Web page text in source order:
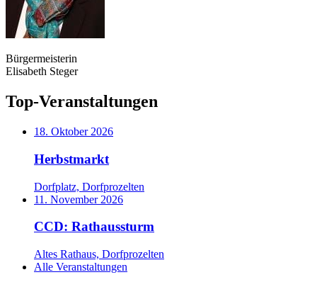
Bürgermeisterin
Elisabeth Steger
Top-Veranstaltungen
18. Oktober 2026
Herbstmarkt
Dorfplatz, Dorfprozelten
11. November 2026
CCD: Rathaussturm
Altes Rathaus, Dorfprozelten
Alle Veranstaltungen